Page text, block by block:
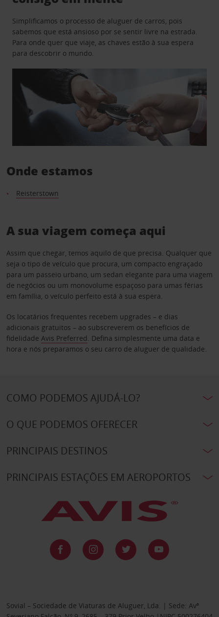
Simplificamos o processo de aluguer de carros, pois
sabemos que está ansioso por se sentir livre na estrada.
Para onde quer que viaje, as chaves estão à sua espera
para descobrir o mundo.
Onde estamos
Reisterstown
A sua viagem começa aqui
Assim que chegar, temos aquilo de que precisa. Qualquer que
seja o tipo de veículo que procura, um compacto engraçado
para um passeio urbano, um sedan elegante para uma viagem
de negócios ou um monovolume espaçoso para umas férias
em família, o veículo perfeito está à sua espera.
Os locatários frequentes recebem upgrades – e dias
adicionais gratuitos – ao subscreverem os benefícios de
fidelidade Avis Preferred. Defina simplesmente uma data e
hora e nós preparamos o seu carro de aluguer de qualidade.
COMO PODEMOS AJUDÁ-LO?
O QUE PODEMOS OFERECER
PRINCIPAIS DESTINOS
PRINCIPAIS ESTAÇÕES EM AEROPORTOS
Sovial – Sociedade de Viaturas de Aluguer, Lda. | Sede: Avª